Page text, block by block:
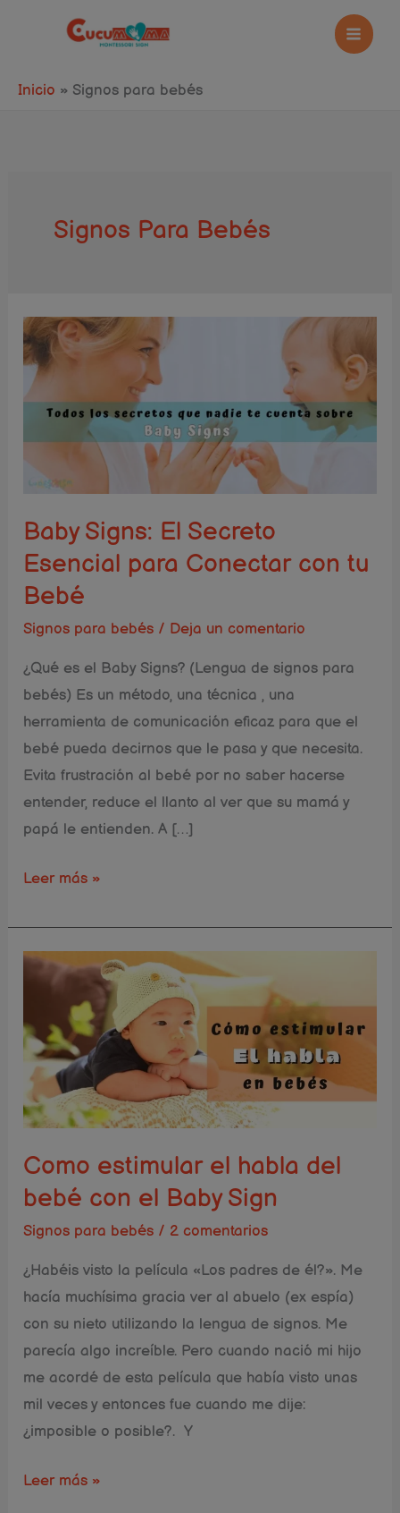
Inicio
Signos para bebés
Signos Para Bebés
Baby Signs: El Secreto
Esencial para Conectar con tu
Bebé
Signos para bebés / Deja un comentario
¿Qué es el Baby Signs? (Lengua de signos para
bebés) Es un método, una técnica , una
herramienta de comunicación eficaz para que el
bebé pueda decirnos que le pasa y que necesita.
Evita frustración al bebé por no saber hacerse
entender, reduce el llanto al ver que su mamá y
papá le entienden. A […]
Baby
Signs:
El
Secreto
para
Conectar
tu
Bebé
Leer más »
Como estimular el habla del
bebé con el Baby Sign
Signos para bebés / 2 comentarios
¿Habéis visto la pelí­cula «Los padres de él?». Me
hacía muchísima gracia ver al abuelo (ex espí­a)
con su nieto utilizando la lengua de signos. Me
parecía algo increíble. Pero cuando nació mi hijo
me acordé de esta película que habí­a visto unas
mil veces y entonces fue cuando me dije:
¿imposible o posible?. Y
Como
estimular
habla
del
bebé
con
Baby
Sign
Leer más »